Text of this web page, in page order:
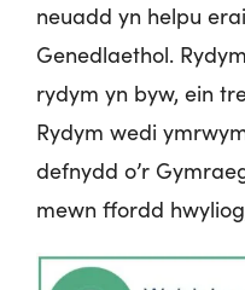
neuadd yn helpu
Genedlaethol.
rydym yn byw, ein
Rydym wedi
defnydd o’r
mewn ffordd